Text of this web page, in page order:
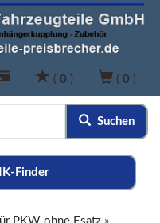
( 0 ) ( 0 )
Suchen
Finder